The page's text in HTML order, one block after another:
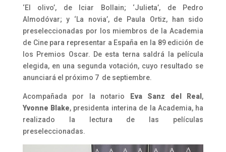
‘El olivo’, de Iciar Bollain; ‘Julieta’, de Pedro
Almodóvar; y ‘La novia’, de Paula Ortiz, han sido
preseleccionadas por los miembros de la Academia
de Cine para representar a España en la 89 edición de
los Premios Oscar. De esta terna saldrá la película
elegida, en una segunda votación, cuyo resultado se
anunciará el próximo 7 de septiembre.
Acompañada por la notario Eva Sanz del Real ,
Yvonne Blake, presidenta interina de la Academia, ha
realizado la lectura de las películas
preseleccionadas.